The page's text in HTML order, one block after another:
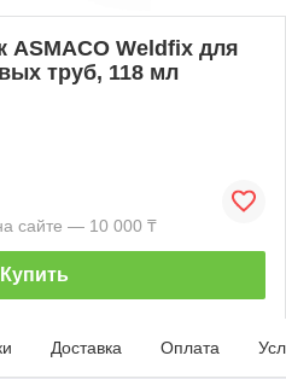
ASMACO Weldfix для
труб, 118 мл
сайте — 10 000 ₸
Купить
Доставка Оплата